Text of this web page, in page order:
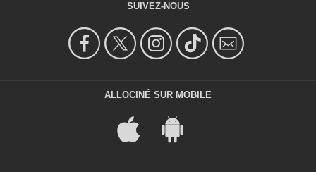
SUIVEZ-NOUS
ALLOCINÉ SUR MOBILE